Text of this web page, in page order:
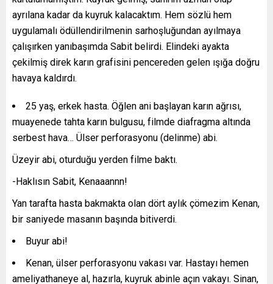
ayrılana kadar da kuyruk kalacaktım. Hem sözlü hem
uygulamalı ödüllendirilmenin sarhoşluğundan ayılmaya
çalışırken yanıbaşımda Sabit belirdi. Elindeki ayakta
çekilmiş direk karın grafisini pencereden gelen ışığa doğru
havaya kaldırdı.
25 yaş, erkek hasta. Öğlen ani başlayan karın ağrısı,
muayenede tahta karın bulgusu, filmde diafragma altında
serbest hava… Ülser perforasyonu (delinme) abi.
Üzeyir abi, oturduğu yerden filme baktı.
-Haklısın Sabit, Kenaaannn!
Yan tarafta hasta bakmakta olan dört aylık çömezim Kenan,
bir saniyede masanın başında bitiverdi.
Buyur abi!
Kenan, ülser perforasyonu vakası var. Hastayı hemen
ameliyathaneye al, hazırla, kuyruk abinle açın vakayı. Sinan,